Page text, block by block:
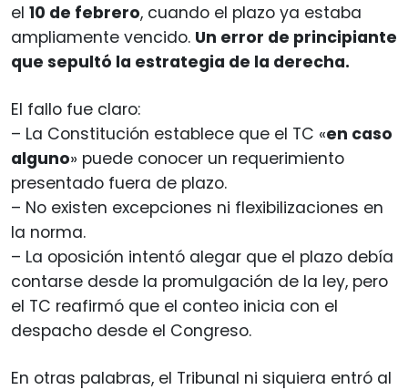
el 10 de febrero, cuando el plazo ya estaba
ampliamente vencido. Un error de principiante
que sepultó la estrategia de la derecha.
El fallo fue claro:
– La Constitución establece que el TC «en caso
alguno» puede conocer un requerimiento
presentado fuera de plazo.
– No existen excepciones ni flexibilizaciones en
la norma.
– La oposición intentó alegar que el plazo debía
contarse desde la promulgación de la ley, pero
el TC reafirmó que el conteo inicia con el
despacho desde el Congreso.
En otras palabras, el Tribunal ni siquiera entró al